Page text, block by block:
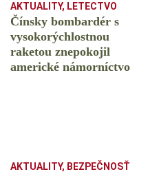
AKTUALITY, LETECTVO
Čínsky bombardér s
vysokorýchlostnou
raketou znepokojil
americké námorníctvo
AKTUALITY, BEZPEČNOSŤ